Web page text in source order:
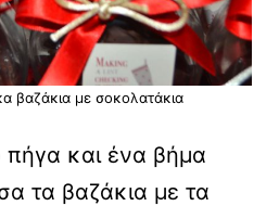
βαζάκια με σοκολατάκια
πήγα και ένα βήμα
τα βαζάκια με τα